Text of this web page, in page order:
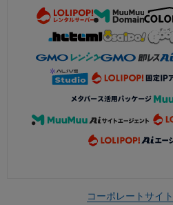
コーポレートサイト